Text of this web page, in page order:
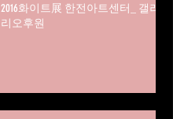
2016화이트展 한전아트센터_ 갤러
리오후원